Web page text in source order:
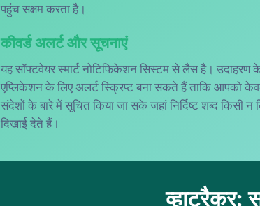
पहुंच सक्षम करता है।
कीवर्ड अलर्ट और सूचनाएं
यह सॉफ्टवेयर स्मार्ट नोटिफिकेशन सिस्टम से लैस है। उदाहरण
एप्लिकेशन के लिए अलर्ट स्क्रिप्ट बना सकते हैं ताकि आपको
संदेशों के बारे में सूचित किया जा सके जहां निर्दिष्ट शब्द किसी न
दिखाई देते हैं।
व्हाट्रैकर: